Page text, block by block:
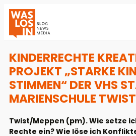
KINDERRECHTE
PROJEKT „STARKE
STIMMEN“ DER VHS
MARIENSCHULE TWIST
Twist/Meppen (pm). Wie setze
Rechte ein? Wie löse ich